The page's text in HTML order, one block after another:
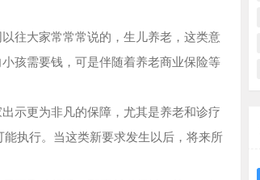
往大家常常常说的，生儿养老，这类意
孩需要钱，可是伴随着养老商业保险等
示更为非凡的保障，尤其是养老和诊疗
执行。当这类新要求发生以后，将来所